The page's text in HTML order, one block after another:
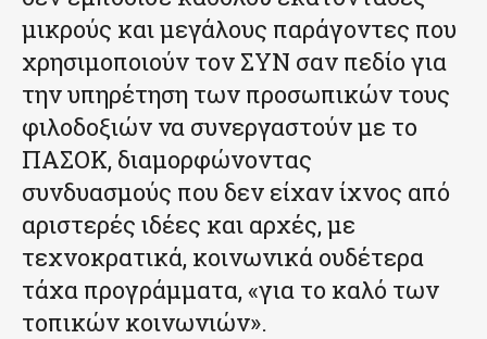
μικρούς και μεγάλους παράγοντες που
χρησιμοποιούν τον ΣΥΝ σαν πεδίο για
την υπηρέτηση των προσωπικών τους
φιλοδοξιών να συνεργαστούν με το
ΠΑΣΟΚ, διαμορφώνοντας
συνδυασμούς που δεν είχαν ίχνος από
αριστερές ιδέες και αρχές, με
τεχνοκρατικά, κοινωνικά ουδέτερα
τάχα προγράμματα, «για το καλό των
τοπικών κοινωνιών».